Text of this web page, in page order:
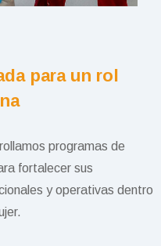
para un rol
programas de
fortalecer sus
y operativas dentro